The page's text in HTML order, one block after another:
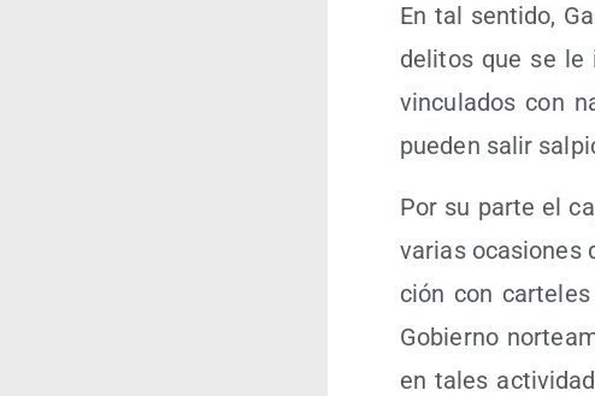
En tal sen­ti­do,
deli­tos que se le
vin­cu­la­dos con
pue­den salir
Por su par­te el
varias oca­sio­nes
ción con
Gobierno
en tales